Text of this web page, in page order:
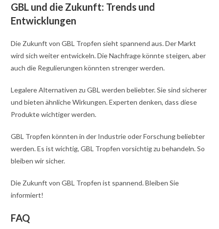
GBL und die Zukunft: Trends und
Entwicklungen
Die Zukunft von GBL Tropfen sieht spannend aus. Der Markt
wird sich weiter entwickeln. Die Nachfrage könnte steigen, aber
auch die Regulierungen könnten strenger werden.
Legalere Alternativen zu GBL werden beliebter. Sie sind sicherer
und bieten ähnliche Wirkungen. Experten denken, dass diese
Produkte wichtiger werden.
GBL Tropfen könnten in der Industrie oder Forschung beliebter
werden. Es ist wichtig, GBL Tropfen vorsichtig zu behandeln. So
bleiben wir sicher.
Die Zukunft von GBL Tropfen ist spannend. Bleiben Sie
informiert!
FAQ